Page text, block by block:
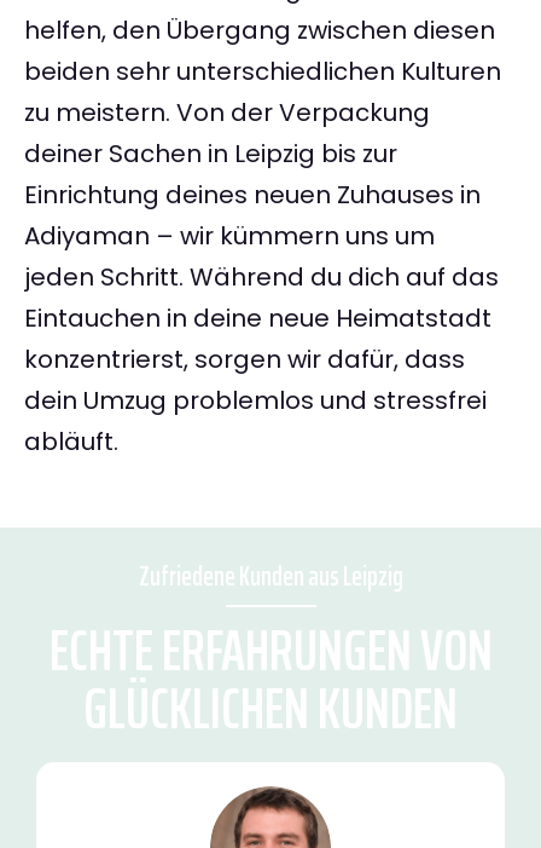
helfen, den Übergang zwischen diesen
beiden sehr unterschiedlichen Kulturen
zu meistern. Von der Verpackung
deiner Sachen in Leipzig bis zur
Einrichtung deines neuen Zuhauses in
Adiyaman – wir kümmern uns um
jeden Schritt. Während du dich auf das
Eintauchen in deine neue Heimatstadt
konzentrierst, sorgen wir dafür, dass
dein Umzug problemlos und stressfrei
abläuft.
Zufriedene Kunden aus Leipzig
ECHTE ERFAHRUNGEN VON
GLÜCKLICHEN KUNDEN